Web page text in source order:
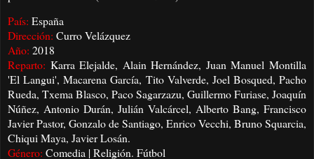
País: España
Dirección: Curro Velázquez
Año: 2018
Reparto: Karra Elejalde, Alain Hernández, Juan Manuel Montilla
'El Langui', Macarena García, Tito Valverde, Joel Bosqued, Pacho
Rueda, Txema Blasco, Paco Sagarzazu, Guillermo Furiase, Joaquín
Núñez, Antonio Durán, Julián Valcárcel, Alberto Bang, Francisco
Javier Pastor, Gonzalo de Santiago, Enrico Vecchi, Bruno Squarcia,
Chiqui Maya, Javier Losán.
Género: Comedia | Religión. Fútbol